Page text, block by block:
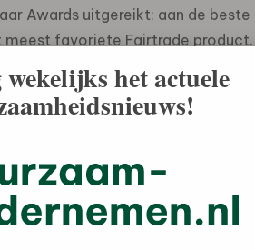
Awards uitgereikt: aan de beste
meest favoriete Fairtrade product.
november de Klokhuis aflevering
doorgemaakt. Inmiddels
Ruim 1,3 miljoen boeren
producten vinden hun weg naar
het Fairtrade/Max Havelaar
het actuele